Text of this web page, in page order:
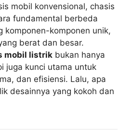
mobil konvensional, chasis
fundamental berbeda
komponen-komponen unik,
berat dan besar.
mobil listrik bukan hanya
juga kunci utama untuk
dan efisiensi. Lalu, apa
desainnya yang kokoh dan